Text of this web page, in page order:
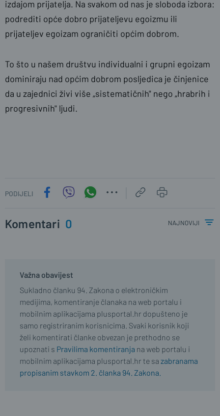
izdajom prijatelja. Na svakom od nas je sloboda izbora:
podrediti opće dobro prijateljevu egoizmu ili
prijateljev egoizam ograničiti općim dobrom.
To što u našem društvu individualni i grupni egoizam
dominiraju nad općim dobrom posljedica je činjenice
da u zajednici živi više „sistematičnih" nego „hrabrih i
progresivnih" ljudi.
PODIJELI
Komentari 0 najnoviji
Važna obavijest
Sukladno članku 94. Zakona o elektroničkim
medijima, komentiranje članaka na web portalu i
mobilnim aplikacijama plusportal.hr dopušteno je
samo registriranim korisnicima. Svaki korisnik koji
želi komentirati članke obvezan je prethodno se
upoznati s Pravilima komentiranja na web portalu i
mobilnim aplikacijama plusportal.hr te sa zabranama
propisanim stavkom 2. članka 94. Zakona.